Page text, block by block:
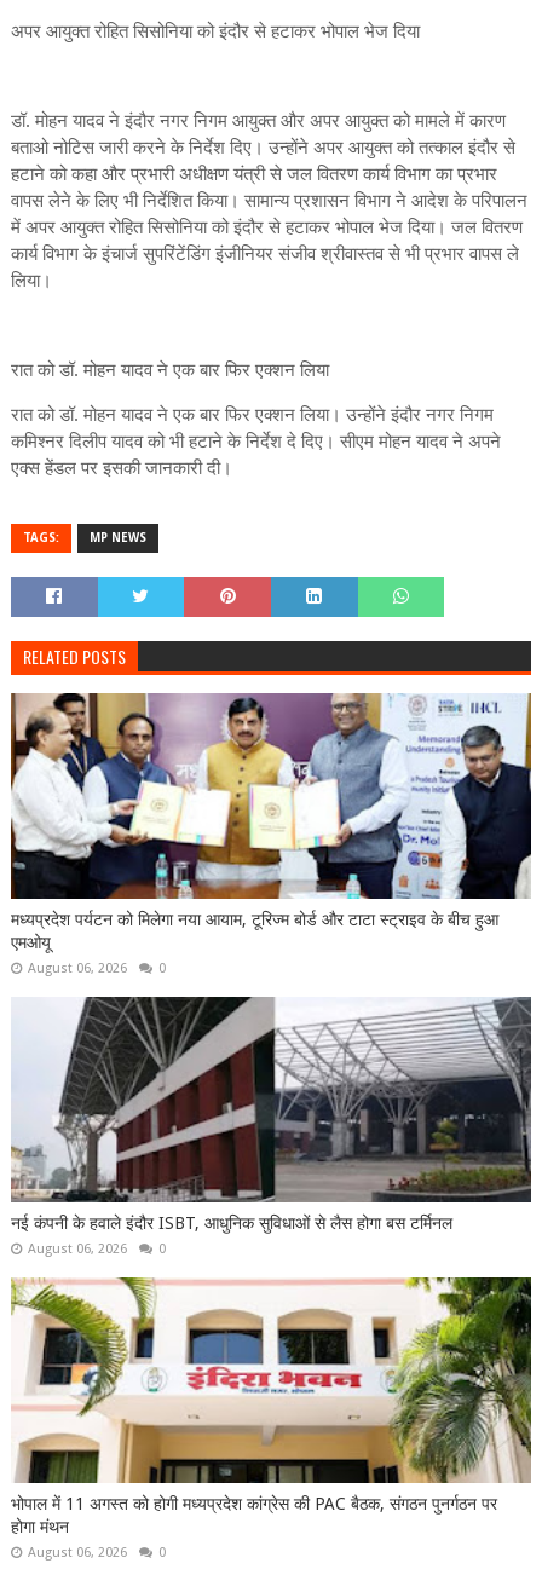
अपर आयुक्त रोहित सिसोनिया को इंदौर से हटाकर भोपाल भेज दिया
डॉ. मोहन यादव ने इंदौर नगर निगम आयुक्त और अपर आयुक्त को मामले में कारण
बताओ नोटिस जारी करने के निर्देश दिए। उन्होंने अपर आयुक्त को तत्काल इंदौर से
हटाने को कहा और प्रभारी अधीक्षण यंत्री से जल वितरण कार्य विभाग का प्रभार
वापस लेने के लिए भी निर्देशित किया। सामान्य प्रशासन विभाग ने आदेश के परिपालन
में अपर आयुक्त रोहित सिसोनिया को इंदौर से हटाकर भोपाल भेज दिया। जल वितरण
कार्य विभाग के इंचार्ज सुपरिंटेंडिंग इंजीनियर संजीव श्रीवास्तव से भी प्रभार वापस ले
लिया।
रात को डॉ. मोहन यादव ने एक बार फिर एक्शन लिया
रात को डॉ. मोहन यादव ने एक बार फिर एक्शन लिया। उन्होंने इंदौर नगर निगम
कमिश्नर दिलीप यादव को भी हटाने के निर्देश ​दे दिए। सीएम मोहन यादव ने अपने
एक्स हेंडल पर इसकी जानकारी दी।
TAGS: MP NEWS
RELATED POSTS
मध्यप्रदेश पर्यटन को मिलेगा नया आयाम, टूरिज्म बोर्ड और टाटा स्ट्राइव के बीच हुआ
एमओयू
August 06, 2026 0
नई कंपनी के हवाले इंदौर ISBT, आधुनिक सुविधाओं से लैस होगा बस टर्मिनल
August 06, 2026 0
भोपाल में 11 अगस्त को होगी मध्यप्रदेश कांग्रेस की PAC बैठक, संगठन पुनर्गठन पर
होगा मंथन
August 06, 2026 0